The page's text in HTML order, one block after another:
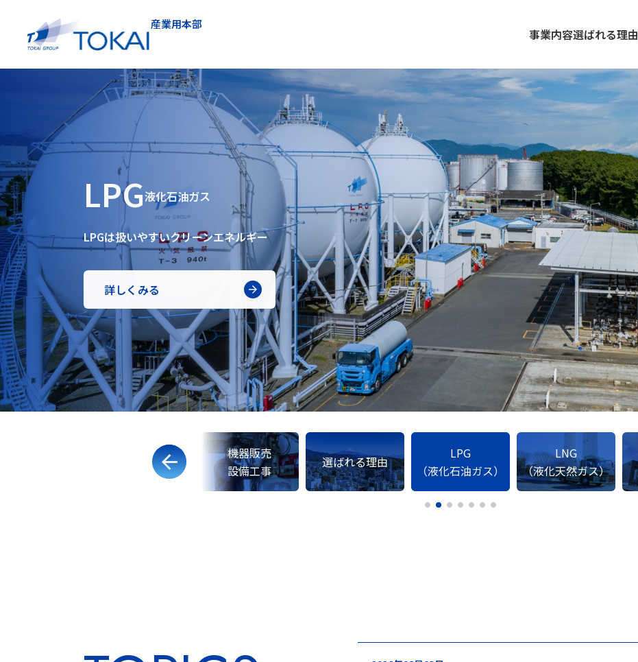
産業用本部
事業内容選ばれる理由
TOKAIINDUSTRIAL
EXPERTS
TOKAI産業用本部は LPG・LNG・産業ガス・医療ガスに関する様々なご要望にお応えするとともに、
環境に配慮した商品及びサービスの提案・提供を行い、地球環境の保全に邁進してまいります。
選ばれる理由
LPG液化石油ガス
LPGは扱いやすいクリーンエネルギー
詳しくみる
LNG液化天然ガス
LNGは都市ガスエリア外で使える天然ガス
詳しくみる
産業ガス
地域経済の製造業を支える産業ガス
詳しくみる
医療ガス
安心と安全の医療ガスサポート。
暮らしのさまざまな「うれしい」を
地域医療へひろげていきます。
詳しくみる
工業炉
アルミニウム溶解保持炉「アルキープ」
マグネシウム溶解設備、各種熱処理炉
詳しくみる
機器販売・設備工事
省エネ、脱炭素を実現する機器をご提案。
各種設備工事もお任せください。
詳しくみる
TOKAIINDUSTRIAL
EXPERTS
TOKAI産業用本部は LPG・LNG・産業ガス・医療ガスに関する様々なご要望にお応えするとともに、
環境に配慮した商品及びサービスの提案・提供を行い、地球環境の保全に邁進してまいります。
選ばれる理由
LPG液化石油ガス
LPGは扱いやすいクリーンエネルギー
詳しくみる
LNG液化天然ガス
LNGは都市ガスエリア外で使える天然ガス
詳しくみる
産業ガス
地域経済の製造業を支える産業ガス
詳しくみる
医療ガス
安心と安全の医療ガスサポート。
暮らしのさまざまな「うれしい」を
地域医療へひろげていきます。
詳しくみる
工業炉
アルミニウム溶解保持炉「アルキープ」
マグネシウム溶解設備、各種熱処理炉
詳しくみる
機器販売・設備工事
省エネ、脱炭素を実現する機器をご提案。
各種設備工事もお任せください。
詳しくみる
TOKAIINDUSTRIAL
EXPERTS
TOKAI産業用本部は LPG・LNG・産業ガス・医療ガスに関する様々なご要望にお応えするとともに、
環境に配慮した商品及びサービスの提案・提供を行い、地球環境の保全に邁進してまいります。
選ばれる理由
LPG液化石油ガス
LPGは扱いやすいクリーンエネルギー
詳しくみる
LNG液化天然ガス
LNGは都市ガスエリア外で使える天然ガス
詳しくみる
産業ガス
地域経済の製造業を支える産業ガス
詳しくみる
医療ガス
安心と安全の医療ガスサポート。
暮らしのさまざまな「うれしい」を
地域医療へひろげていきます。
詳しくみる
工業炉
アルミニウム溶解保持炉「アルキープ」
マグネシウム溶解設備、各種熱処理炉
詳しくみる
機器販売・設備工事
省エネ、脱炭素を実現する機器をご提案。
各種設備工事もお任せください。
詳しくみる
工業炉
機器販売
設備工事
選ばれる理由
LPG
（液化石油ガス）
LNG
（液化天然ガス）